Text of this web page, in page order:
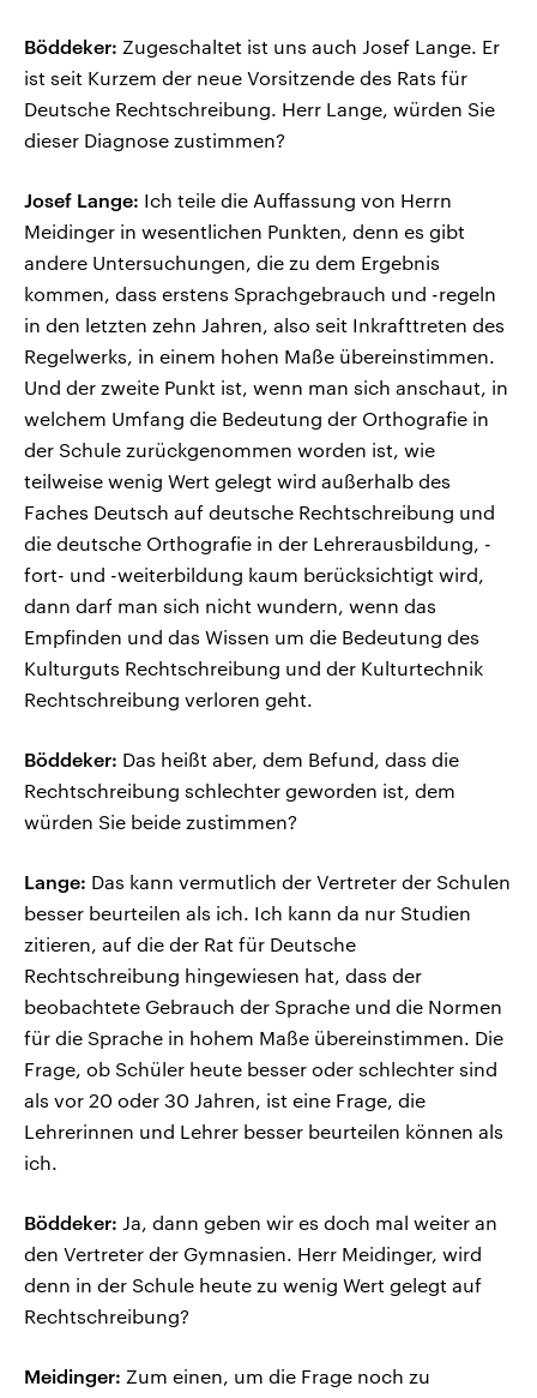
Böddeker: Zugeschaltet ist uns auch Josef Lange. Er
ist seit Kurzem der neue Vorsitzende des Rats für
Deutsche Rechtschreibung. Herr Lange, würden Sie
dieser Diagnose zustimmen?
Josef Lange: Ich teile die Auffassung von Herrn
Meidinger in wesentlichen Punkten, denn es gibt
andere Untersuchungen, die zu dem Ergebnis
kommen, dass erstens Sprachgebrauch und -regeln
in den letzten zehn Jahren, also seit Inkrafttreten des
Regelwerks, in einem hohen Maße übereinstimmen.
Und der zweite Punkt ist, wenn man sich anschaut, in
welchem Umfang die Bedeutung der Orthografie in
der Schule zurückgenommen worden ist, wie
teilweise wenig Wert gelegt wird außerhalb des
Faches Deutsch auf deutsche Rechtschreibung und
die deutsche Orthografie in der Lehrerausbildung, -
fort- und -weiterbildung kaum berücksichtigt wird,
dann darf man sich nicht wundern, wenn das
Empfinden und das Wissen um die Bedeutung des
Kulturguts Rechtschreibung und der Kulturtechnik
Rechtschreibung verloren geht.
Böddeker: Das heißt aber, dem Befund, dass die
Rechtschreibung schlechter geworden ist, dem
würden Sie beide zustimmen?
Lange: Das kann vermutlich der Vertreter der Schulen
besser beurteilen als ich. Ich kann da nur Studien
zitieren, auf die der Rat für Deutsche
Rechtschreibung hingewiesen hat, dass der
beobachtete Gebrauch der Sprache und die Normen
für die Sprache in hohem Maße übereinstimmen. Die
Frage, ob Schüler heute besser oder schlechter sind
als vor 20 oder 30 Jahren, ist eine Frage, die
Lehrerinnen und Lehrer besser beurteilen können als
ich.
Böddeker: Ja, dann geben wir es doch mal weiter an
den Vertreter der Gymnasien. Herr Meidinger, wird
denn in der Schule heute zu wenig Wert gelegt auf
Rechtschreibung?
Meidinger: Zum einen, um die Frage noch zu